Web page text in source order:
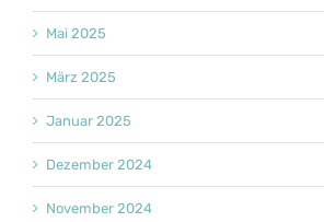
Mai 2025
März 2025
Januar 2025
Dezember 2024
November 2024